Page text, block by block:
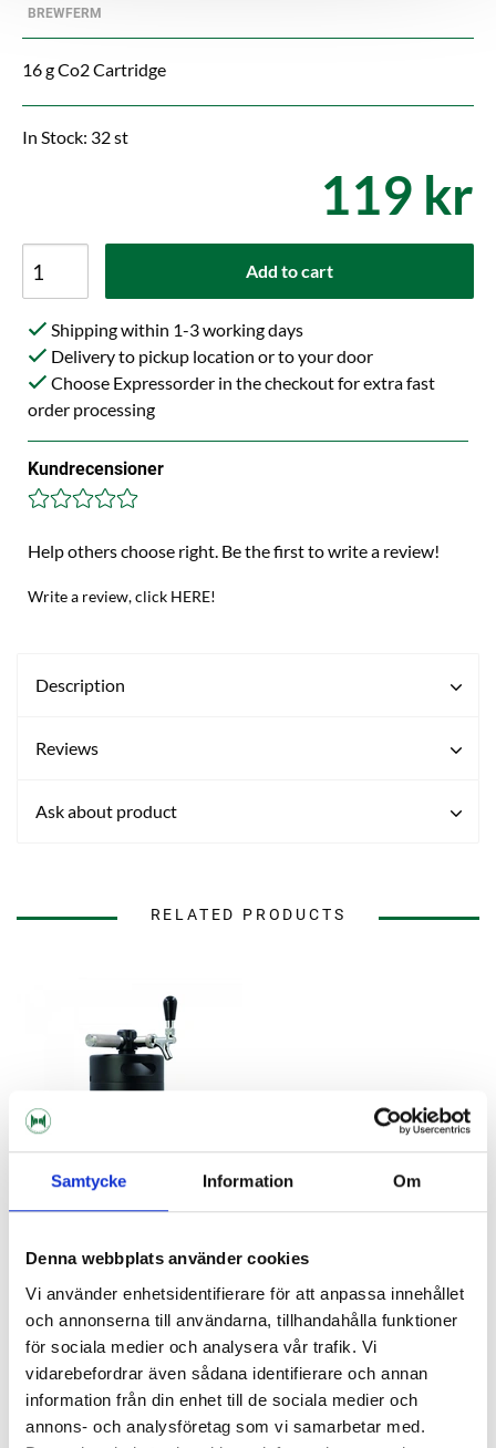
Samtycke Information Om
Denna webbplats använder cookies
Vi använder enhetsidentifierare för att anpassa innehållet
och annonserna till användarna, tillhandahålla funktioner
för sociala medier och analysera vår trafik. Vi
vidarebefordrar även sådana identifierare och annan
information från din enhet till de sociala medier och
annons- och analysföretag som vi samarbetar med.
BREWFERM
16 g Co2 Cartridge
In Stock: 32 st
119 kr
Add to cart
Shipping within 1-3 working days
Delivery to pickup location or to your door
Choose Expressorder in the checkout for extra fast
order processing
Kundrecensioner
Help others choose right. Be the first to write a review!
Write a review, click HERE!
Description
Reviews
Ask about product
RELATED PRODUCTS
Brew Monk
Brew Monk™ 4L Mini Keg -
1 749 kr
OTHERS ALSO BOUGHT